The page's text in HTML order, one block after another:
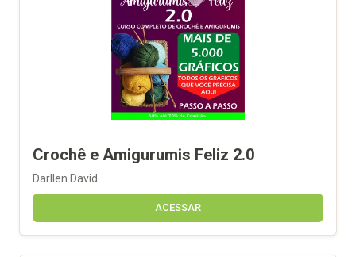
Crochê e Amigurumis Feliz 2.0
Darllen David
ACESSAR